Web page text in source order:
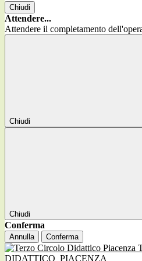
Chiudi
Attendere...
Attendere il completamento
Chiudi
Chiudi
Conferma
Annulla Conferma
DIDATTICO PIACENZA